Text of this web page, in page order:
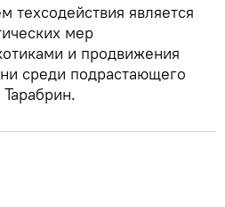
является
мер
и продвижения
среди подрастающего